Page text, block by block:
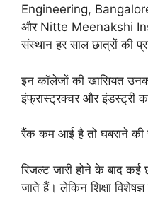
Engineering,
और Nitte Meenakshi
संस्थान हर साल छात्रों की
इन कॉलेजों की खासियत
इंफ्रास्ट्रक्चर और इंडस्ट्री
रैंक कम आई है तो घबराने की
रिजल्ट जारी होने के बाद
जाते हैं। लेकिन शिक्षा